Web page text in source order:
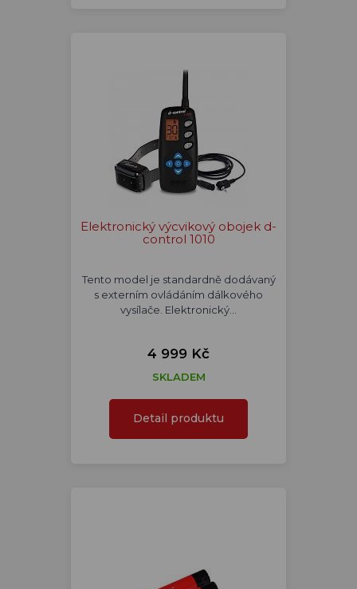
Elektronický výcvikový obojek d-
control 1010
Tento model je standardně dodávaný
s externím ovládáním dálkového
vysílače. Elektronický…
4 999 Kč
SKLADEM
Detail produktu